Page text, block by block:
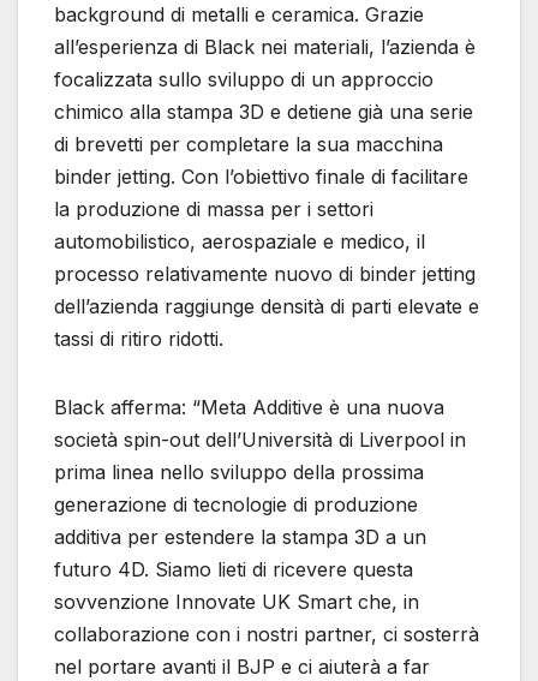
background di metalli e ceramica. Grazie
all’esperienza di Black nei materiali, l’azienda è
focalizzata sullo sviluppo di un approccio
chimico alla stampa 3D e detiene già una serie
di brevetti per completare la sua macchina
binder jetting. Con l’obiettivo finale di facilitare
la produzione di massa per i settori
automobilistico, aerospaziale e medico, il
processo relativamente nuovo di binder jetting
dell’azienda raggiunge densità di parti elevate e
tassi di ritiro ridotti.
Black afferma: “Meta Additive è una nuova
società spin-out dell’Università di Liverpool in
prima linea nello sviluppo della prossima
generazione di tecnologie di produzione
additiva per estendere la stampa 3D a un
futuro 4D. Siamo lieti di ricevere questa
sovvenzione Innovate UK Smart che, in
collaborazione con i nostri partner, ci sosterrà
nel portare avanti il ​​BJP e ci aiuterà a far